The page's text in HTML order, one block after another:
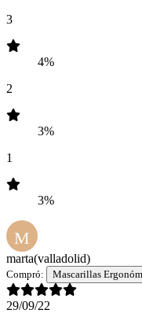
3
4%
2
3%
1
3%
M
marta(valladolid)
Compró: Mascarillas
29/09/22